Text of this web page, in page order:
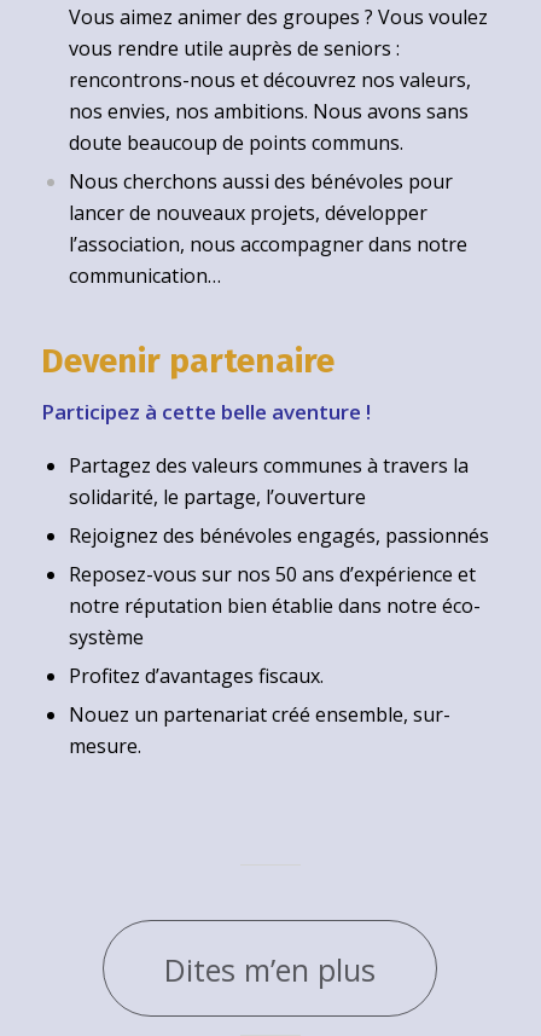
Vous aimez animer des groupes ? Vous voulez
vous rendre utile auprès de seniors :
rencontrons-nous et découvrez nos valeurs,
nos envies, nos ambitions. Nous avons sans
doute beaucoup de points communs.
Nous cherchons aussi des bénévoles pour
lancer de nouveaux projets, développer
l’association, nous accompagner dans notre
communication…
Devenir partenaire
Participez à cette belle aventure !
Partagez des valeurs communes à travers la
solidarité, le partage, l’ouverture
Rejoignez des bénévoles engagés, passionnés
Reposez-vous sur nos 50 ans d’expérience et
notre réputation bien établie dans notre éco-
système
Profitez d’avantages fiscaux.
Nouez un partenariat créé ensemble, sur-
mesure.
Dites m’en plus